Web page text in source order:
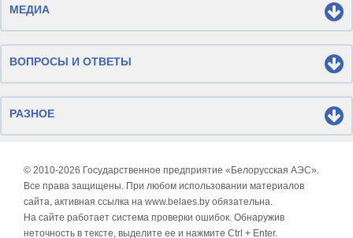
МЕДИА
ВОПРОСЫ И ОТВЕТЫ
РАЗНОЕ
© 2010-2026 Государственное предприятие «Белорусская АЭС».
Все права защищены. При любом использовании материалов
сайта, активная ссылка на www.belaes.by обязательна.
На сайте работает система проверки ошибок. Обнаружив
неточность в тексте, выделите ее и нажмите Ctrl + Enter.